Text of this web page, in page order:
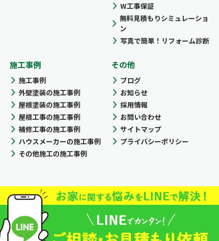
W工事保証
無料見積もりシミュレーショ
ン
写真で簡単！リフォーム診断
施工事例
施工事例
外壁塗装の施工事例
屋根塗装の施工事例
屋根工事の施工事例
補修工事の施工事例
ハウスメーカーの施工事例
その他施工の施工事例
その他
ブログ
お知らせ
採用情報
お問い合わせ
サイトマップ
プライバシーポリシー